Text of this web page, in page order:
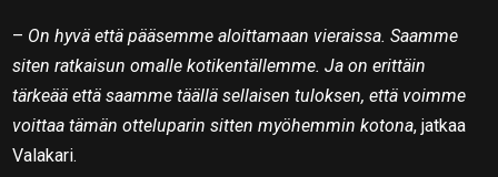
– On hyvä että pääsemme aloittamaan vieraissa. Saamme
siten ratkaisun omalle kotikentällemme. Ja on erittäin
tärkeää että saamme täällä sellaisen tuloksen, että voimme
voittaa tämän otteluparin sitten myöhemmin kotona, jatkaa
Valakari.